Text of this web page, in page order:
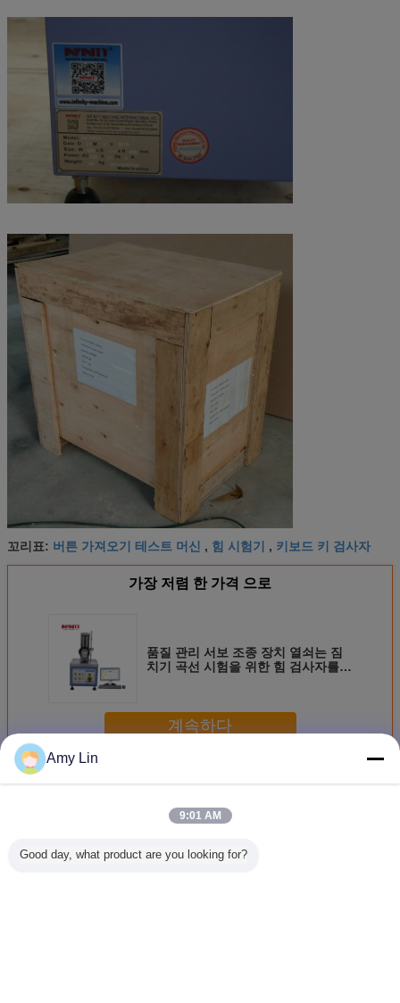
꼬리표: 버튼 가져오기 테스트 머신 , 힘 시험기 , 키보드 키 검사자
가장 저렴 한 가격 으로
품질 관리 서보 조종 장치 열쇠는 짐
치기 곡선 시험을 위한 힘 검사자를
계속하다
더 많은 것
Amy Lin
9:01 AM
Good day, what product are you looking for?